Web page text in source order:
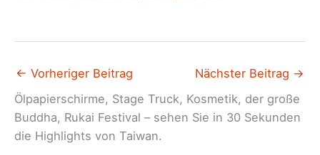
← Vorheriger Beitrag Nächster Beitrag →
Ölpapierschirme, Stage Truck, Kosmetik, der große
Buddha, Rukai Festival – sehen Sie in 30 Sekunden
die Highlights von Taiwan.